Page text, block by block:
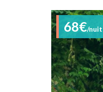
68€/nuit